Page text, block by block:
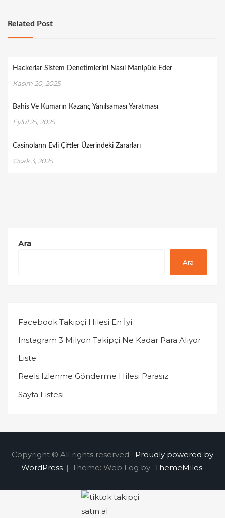
Related Post
Hackerlar Sistem Denetimlerini Nasıl Manipüle Eder
Kasım 20, 2025
Bahis Ve Kumarın Kazanç Yanılsaması Yaratması
Eylül 25, 2025
Casinoların Evli Çiftler Üzerindeki Zararları
Ocak 3, 2025
Ara
Ara
Facebook Takipçi Hilesi En İyi
Instagram 3 Milyon Takipçi Ne Kadar Para Alıyor
Liste
Reels Izlenme Gönderme Hilesi Parasız
Sayfa Listesi
Copyright © All rights reserved. Proudly powered by
WordPress | Theme: Web Log by ThemeMiles.